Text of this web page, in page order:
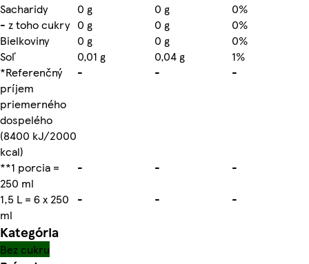
Sacharidy 0 g 0 g
0%
- z toho cukry 0 g 0 g
0%
Bielkoviny
0 g 0 g
0%
Soľ
0,01 g 0,04 g
1%
*Referenčný
príjem
priemerného
dospelého
(8400 kJ/2000
kcal)
- - -
**1 porcia =
250 ml
- -
-
1,5 L = 6 x 250
ml
- - -
Kategória
Bez cukru